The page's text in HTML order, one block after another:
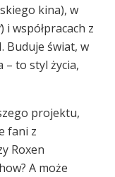
kina), w
) i współpracach z
Buduje świat, w
– to styl życia,
projektu,
fani z
Roxen
A może